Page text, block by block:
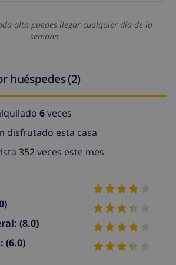
alta puedes llegar cualquier día de la
semana
huéspedes (2)
6veces
disfrutado esta casa
352 veces este mes
(8.0)
(6.0)